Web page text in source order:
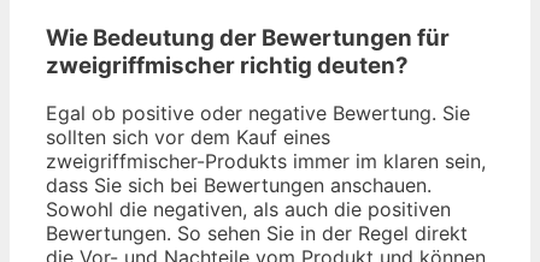
Wie Bedeutung der Bewertungen für
zweigriffmischer richtig deuten?
Egal ob positive oder negative Bewertung. Sie
sollten sich vor dem Kauf eines
zweigriffmischer-Produkts immer im klaren sein,
dass Sie sich bei Bewertungen anschauen.
Sowohl die negativen, als auch die positiven
Bewertungen. So sehen Sie in der Regel direkt